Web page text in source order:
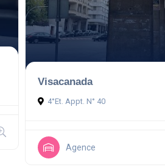
Visacanada
4°Et. Appt. N° 40
Agence